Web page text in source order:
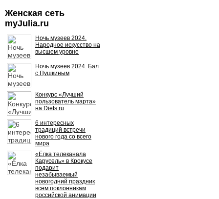
Женская сеть
myJulia.ru
Ночь музеев 2024.
Народное искусство на
высшем уровне
Ночь музеев 2024. Бал
с Пушкиным
Конкурс «Лучший
пользователь марта»
на Diets.ru
6 интересных
традиций встречи
нового года со всего
мира
«Ёлка телеканала
Карусель» в Крокусе
подарит
незабываемый
новогодний праздник
всем поклонникам
российской анимации